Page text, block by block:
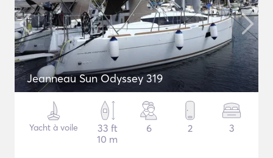
Jeanneau Sun Odyssey 319
Yacht à voile
33 ft
10 m
6 2 3